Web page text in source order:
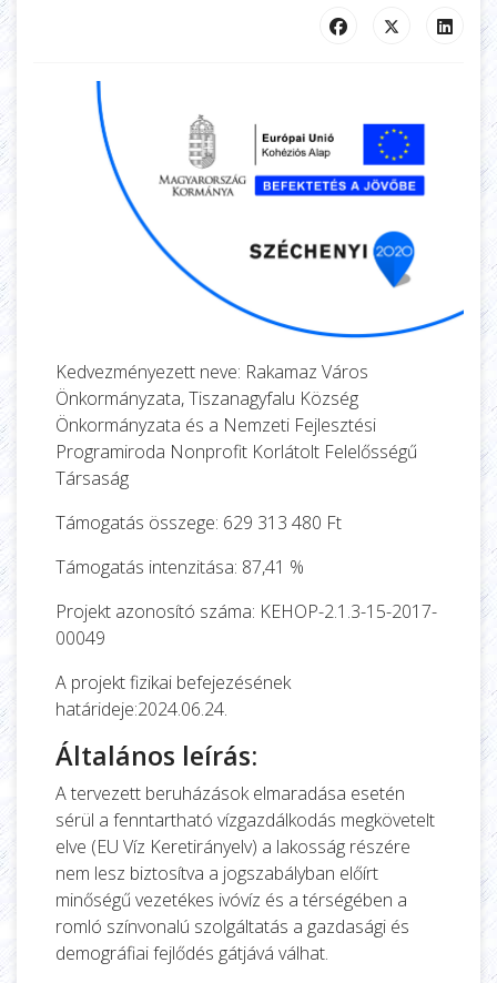
Kedvezményezett neve: Rakamaz Város
Önkormányzata, Tiszanagyfalu Község
Önkormányzata és a Nemzeti Fejlesztési
Programiroda Nonprofit Korlátolt Felelősségű
Társaság
Támogatás összege: 629 313 480 Ft
Támogatás intenzitása: 87,41 %
Projekt azonosító száma: KEHOP-2.1.3-15-2017-
00049
A projekt fizikai befejezésének
határideje:2024.06.24.
Általános leírás:
A tervezett beruházások elmaradása esetén
sérül a fenntartható vízgazdálkodás megkövetelt
elve (EU Víz Keretirányelv) a lakosság részére
nem lesz biztosítva a jogszabályban előírt
minőségű vezetékes ivóvíz és a térségében a
romló színvonalú szolgáltatás a gazdasági és
demográfiai fejlődés gátjává válhat.